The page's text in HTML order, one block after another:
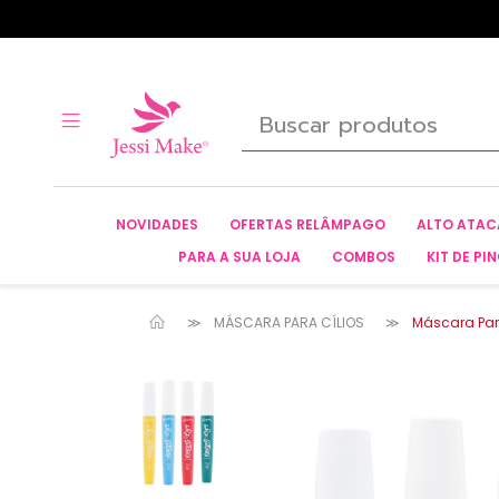
NOVIDADES OFERTAS RELÂMPAGO
ALTO
PARA A SUA LOJA
COMBOS KIT DE
MÁSCARA PARA CÍLIOS Máscara